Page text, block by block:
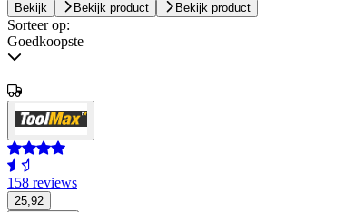
Bekijk Bekijk product Bekijk product
Sorteer op:
Goedkoopste
158 reviews
25,92